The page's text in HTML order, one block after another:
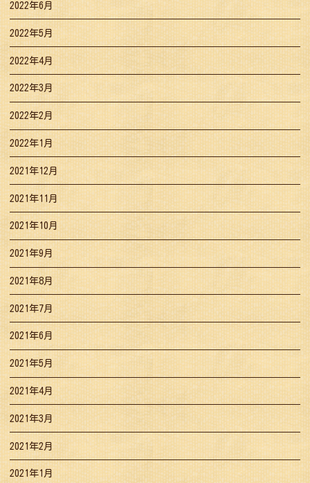
2022年6月
2022年5月
2022年4月
2022年3月
2022年2月
2022年1月
2021年12月
2021年11月
2021年10月
2021年9月
2021年8月
2021年7月
2021年6月
2021年5月
2021年4月
2021年3月
2021年2月
2021年1月